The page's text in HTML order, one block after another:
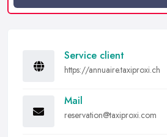
Service client
https://annuaire.taxiproxi.ch
Mail
reservation@taxiproxi.com